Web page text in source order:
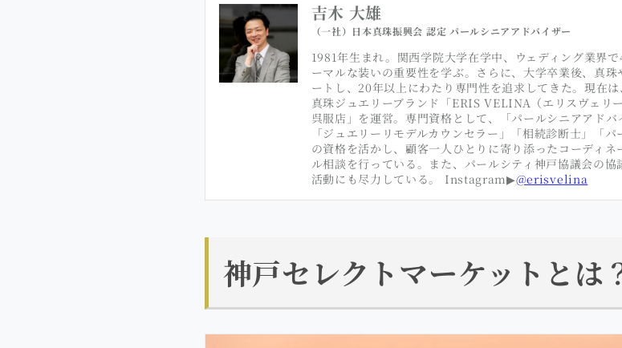
吉木 大雄
（一社）日本真珠振興会 認定 パールシニアアドバイザー
1981年生まれ。関西学院大学在学中、ウェディング業界
ーマルな装いの重要性を学ぶ。さらに、大学卒業後、真
ートし、20年以上にわたり専門性を追求してきた。現在
真珠ジュエリーブランド「ERIS VELINA（エリスヴェリ
呉服店」を運営。専門資格として、「パールシニアアドバ
「ジュエリーリモデルカウンセラー」「相続診断士」「
の資格を活かし、顧客一人ひとりに寄り添ったコーディ
ル相談を行っている。また、パールシティ神戸協議会の
活動にも尽力している。 Instagram▶︎@erisvelina
神戸セレクトマーケットとは